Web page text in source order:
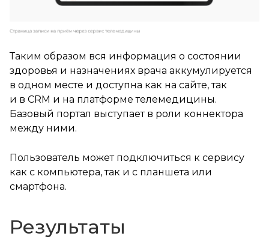
Таким образом вся информация о состоянии
здоровья и назначениях врача аккумулируется
в одном месте и доступна как на сайте, так
и в CRM и на платформе телемедицины.
Базовый портал выступает в роли коннектора
между ними.
Пользователь может подключиться к сервису
как с компьютера, так и с планшета или
смартфона.
Результаты